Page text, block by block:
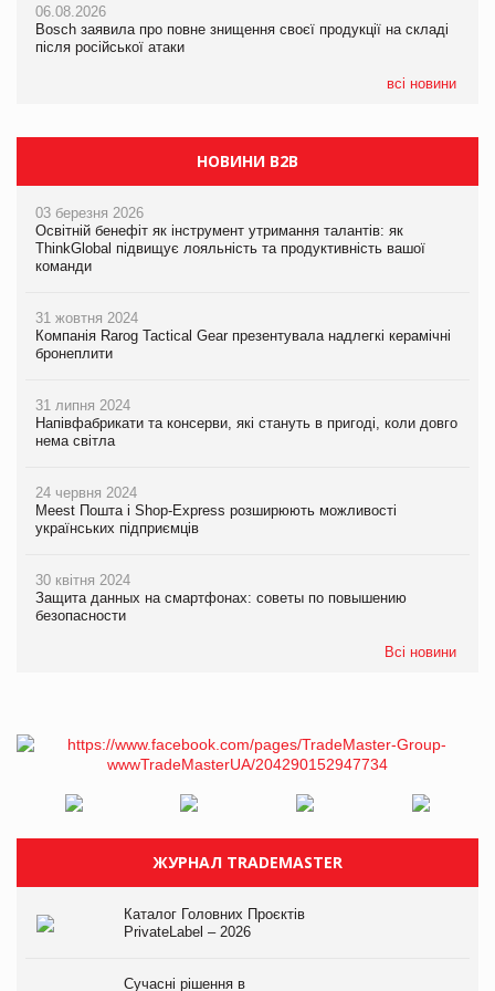
06.08.2026
Bosch заявила про повне знищення своєї продукції на складі
після російської атаки
всі новини
06.08.2026
Bosch заявила про повне знищення своєї продукції на складі
після російської атаки
06.08.2026
Bosch заявила про повне знищення своєї продукції на складі
після російської атаки
НОВИНИ B2B
03 березня 2026
Освітній бенефіт як інструмент утримання талантів: як
ThinkGlobal підвищує лояльність та продуктивність вашої
команди
31 жовтня 2024
Компанія Rarog Tactical Gear презентувала надлегкі керамічні
бронеплити
31 липня 2024
Напівфабрикати та консерви, які стануть в пригоді, коли довго
нема світла
24 червня 2024
Meest Пошта і Shop-Express розширюють можливості
українських підприємців
30 квітня 2024
Защита данных на смартфонах: советы по повышению
безопасности
Всі новини
ЖУРНАЛ TRADEMASTER
Каталог Головних Проєктів
PrivateLabel – 2026
Сучасні рішення в